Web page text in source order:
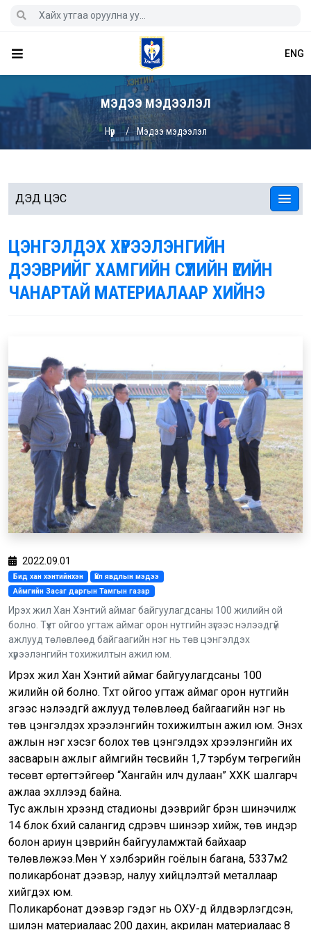
ENG
МЭДЭЭ МЭДЭЭЛЭЛ
Нүүр Мэдээ мэдээлэл
ДЭД ЦЭС
ЦЭНГЭЛДЭХ ХҮРЭЭЛЭНГИЙН
ДЭЭВРИЙГ ХАМГИЙН СҮҮЛИЙН ҮЕИЙН
ЧАНАРТАЙ МАТЕРИАЛААР ХИЙНЭ
2022.09.01
Бид хан хэнтийнхэн
Үйл явдлын мэдээ
Аймгийн Засаг даргын Тамгын газар
Ирэх жил Хан Хэнтий аймаг байгуулагдсаны 100 жилийн ой
болно. Түүхт ойгоо угтаж аймаг орон нутгийн зүгээс нэлээдгүй
ажлууд төлөвлөөд байгаагийн нэг нь төв цэнгэлдэх
хүрээлэнгийн тохижилтын ажил юм.
Ирэх жил Хан Хэнтий аймаг байгуулагдсаны 100
жилийн ой болно. Түүхт ойгоо угтаж аймаг орон нутгийн
зүгээс нэлээдгүй ажлууд төлөвлөөд байгаагийн нэг нь
төв цэнгэлдэх хүрээлэнгийн тохижилтын ажил юм. Энэхүү
ажлын нэг хэсэг болох төв цэнгэлдэх хүрээлэнгийн их
засварын ажлыг аймгийн төсвийн 1,7 тэрбум төгрөгийн
төсөвт өртөгтэйгөөр “Хангайн илч дулаан” ХХК шалгарч
ажлаа эхлүүлээд байна.
Тус ажлын хүрээнд стадионы дээврийг бүрэн шинэчилж
14 блок бүхий салангид сүүдрэвч шинээр хийж, төв индэр
болон ариун цэврийн байгууламжтай байхаар
төлөвлөжээ.Мөн Ү хэлбэрийн гоёлын багана, 5337м2
поликарбонат дээвэр, налуу хийцлэлтэй металлаар
хийгдэх юм.
Поликарбонат дээвэр гэдэг нь ОХУ-д үйлдвэрлэгдсэн,
шилэн материалаас 200 дахин, акрилан материалаас 8